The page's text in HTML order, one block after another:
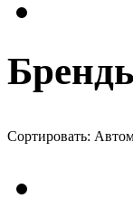
Сортировать: